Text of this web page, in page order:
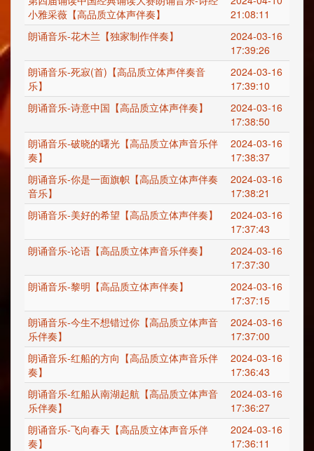
小雅采薇【高品质立体声伴奏】
21:08:11
朗诵音乐-花木兰【独家制作伴奏】
2024-03-16
17:39:26
朗诵音乐-死寂(首)【高品质立体声伴奏音
乐】
2024-03-16
17:39:10
朗诵音乐-诗意中国【高品质立体声伴奏】
2024-03-16
17:38:50
朗诵音乐-破晓的曙光【高品质立体声音乐伴
奏】
2024-03-16
17:38:37
朗诵音乐-你是一面旗帜【高品质立体声伴奏
音乐】
2024-03-16
17:38:21
朗诵音乐-美好的希望【高品质立体声伴奏】
2024-03-16
17:37:43
朗诵音乐-论语【高品质立体声音乐伴奏】
2024-03-16
17:37:30
朗诵音乐-黎明【高品质立体声伴奏】
2024-03-16
17:37:15
朗诵音乐-今生不想错过你【高品质立体声音
乐伴奏】
2024-03-16
17:37:00
朗诵音乐-红船的方向【高品质立体声音乐伴
奏】
2024-03-16
17:36:43
朗诵音乐-红船从南湖起航【高品质立体声音
乐伴奏】
2024-03-16
17:36:27
朗诵音乐-飞向春天【高品质立体声音乐伴
奏】
2024-03-16
17:36:11